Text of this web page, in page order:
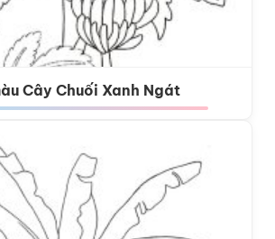
Cây Chuối Xanh Ngát